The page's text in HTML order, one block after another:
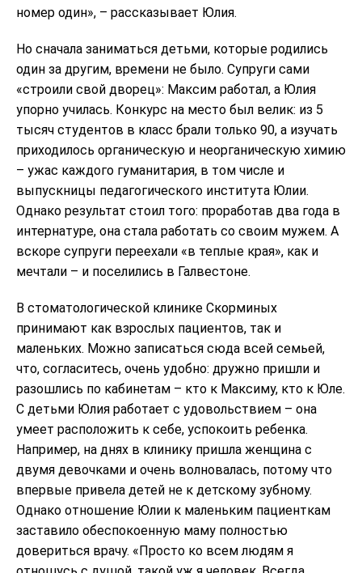
номер один», – рассказывает Юлия.
Но сначала заниматься детьми, которые родились
один за другим, времени не было. Супруги сами
«строили свой дворец»: Максим работал, а Юлия
упорно училась. Конкурс на место был велик: из 5
тысяч студентов в класс брали только 90, а изучать
приходилось органическую и неорганическую химию
– ужас каждого гуманитария, в том числе и
выпускницы педагогического института Юлии.
Однако результат стоил того: проработав два года в
интернатуре, она стала работать со своим мужем. А
вскоре супруги переехали «в теплые края», как и
мечтали – и поселились в Галвестоне.
В стоматологической клинике Скорминых
принимают как взрослых пациентов, так и
маленьких. Можно записаться сюда всей семьей,
что, согласитесь, очень удобно: дружно пришли и
разошлись по кабинетам – кто к Максиму, кто к Юле.
С детьми Юлия работает с удовольствием – она
умеет расположить к себе, успокоить ребенка.
Например, на днях в клинику пришла женщина с
двумя девочками и очень волновалась, потому что
впервые привела детей не к детскому зубному.
Однако отношение Юлии к маленьким пациенткам
заставило обеспокоенную маму полностью
довериться врачу. «Просто ко всем людям я